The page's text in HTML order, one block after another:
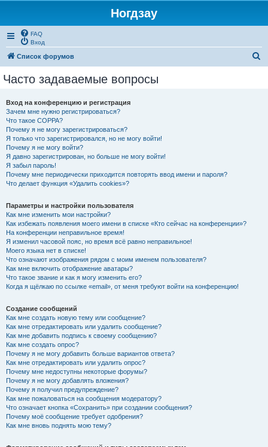
Ногдзау
FAQ
Вход
Список форумов
Часто задаваемые вопросы
Вход на конференцию и регистрация
Зачем мне нужно регистрироваться?
Что такое COPPA?
Почему я не могу зарегистрироваться?
Я только что зарегистрировался, но не могу войти!
Почему я не могу войти?
Я давно зарегистрирован, но больше не могу войти!
Я забыл пароль!
Почему мне периодически приходится повторять ввод имени и пароля?
Что делает функция «Удалить cookies»?
Параметры и настройки пользователя
Как мне изменить мои настройки?
Как избежать появления моего имени в списке «Кто сейчас на конференции»?
На конференции неправильное время!
Я изменил часовой пояс, но время всё равно неправильное!
Моего языка нет в списке!
Что означают изображения рядом с моим именем пользователя?
Как мне включить отображение аватары?
Что такое звание и как я могу изменить его?
Когда я щёлкаю по ссылке «email», от меня требуют войти на конференцию!
Создание сообщений
Как мне создать новую тему или сообщение?
Как мне отредактировать или удалить сообщение?
Как мне добавить подпись к своему сообщению?
Как мне создать опрос?
Почему я не могу добавить больше вариантов ответа?
Как мне отредактировать или удалить опрос?
Почему мне недоступны некоторые форумы?
Почему я не могу добавлять вложения?
Почему я получил предупреждение?
Как мне пожаловаться на сообщения модератору?
Что означает кнопка «Сохранить» при создании сообщения?
Почему моё сообщение требует одобрения?
Как мне вновь поднять мою тему?